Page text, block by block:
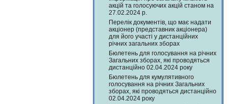
акцій та голосуючих акцій станом на
27.02.2024 р.
Перелік документів, що має надати
акціонер (представник акціонера)
для його участі у дистанційних
річних загальних зборах
Бюлетень для голосування на річних
Загальних зборах, які проводяться
дистанційно 02.04.2024 року
Бюлетень для кумулятивного
голосування на річних Загальних
зборах, які проводяться дистанційно
02.04.2024 року